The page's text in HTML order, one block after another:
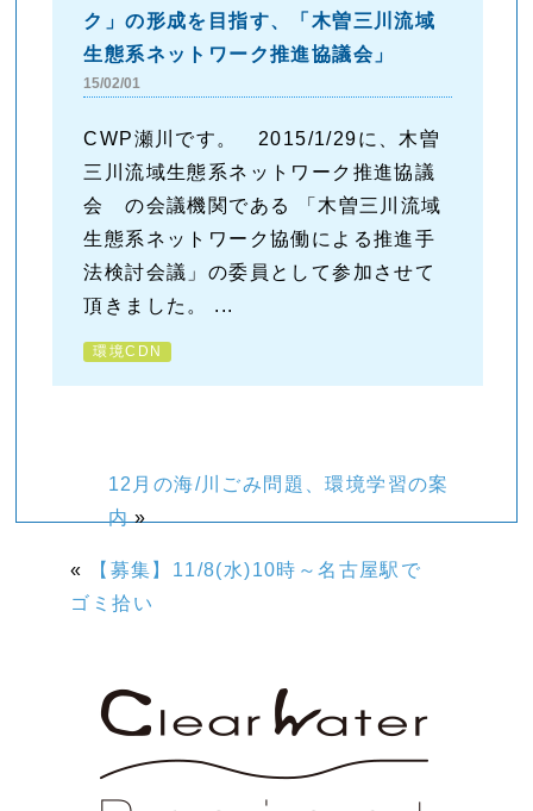
ク」の形成を目指す、「木曽三川流域
生態系ネットワーク推進協議会」
15/02/01
CWP瀬川です。 2015/1/29に、木曽
三川流域生態系ネットワーク推進協議
会 の会議機関である 「木曽三川流域
生態系ネットワーク協働による推進手
法検討会議」の委員として参加させて
頂きました。 ...
環境CDN
12月の海/川ごみ問題、環境学習の案
内»
«
【募集】11/8(水)10時～名古屋駅で
ゴミ拾い